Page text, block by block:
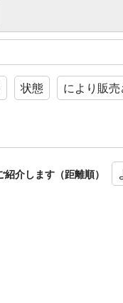
状態 により販
介します（距離順）